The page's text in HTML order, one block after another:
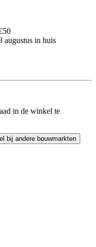
augustus in huis
in de winkel te
bij andere bouwmarkten